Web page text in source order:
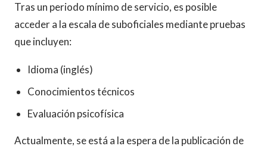
Tras un periodo mínimo de servicio, es posible
acceder a la escala de suboficiales mediante pruebas
que incluyen:
Idioma (inglés)
Conocimientos técnicos
Evaluación psicofísica
Actualmente, se está a la espera de la publicación de